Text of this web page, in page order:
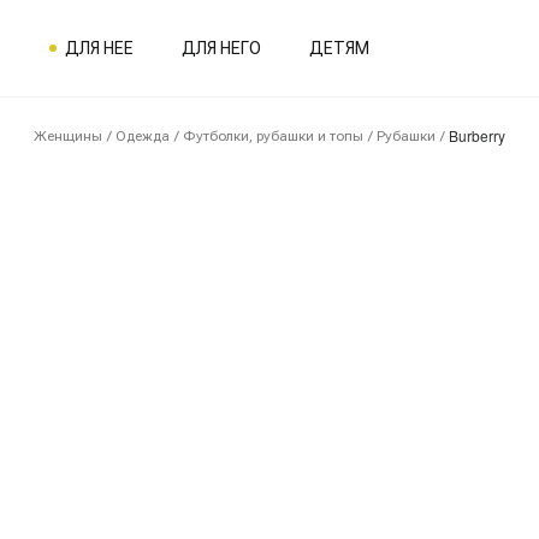
ДЛЯ НЕЕ ДЛЯ НЕГО ДЕТЯМ
Женщины / Одежда / Футболки, рубашки и топы / Рубашки / Burberry